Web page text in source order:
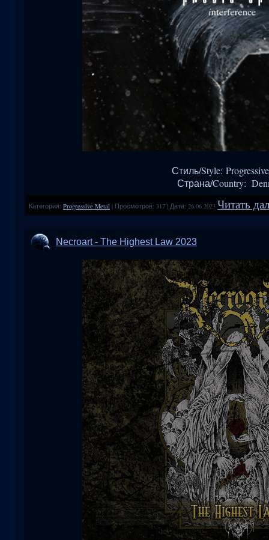
Стиль/Style:
Страна/Country:
Категория: Progressive Metal | Просмотров: 317 | Дата: 26.06.2023 Читать
Necroart - The Highest Law 2023